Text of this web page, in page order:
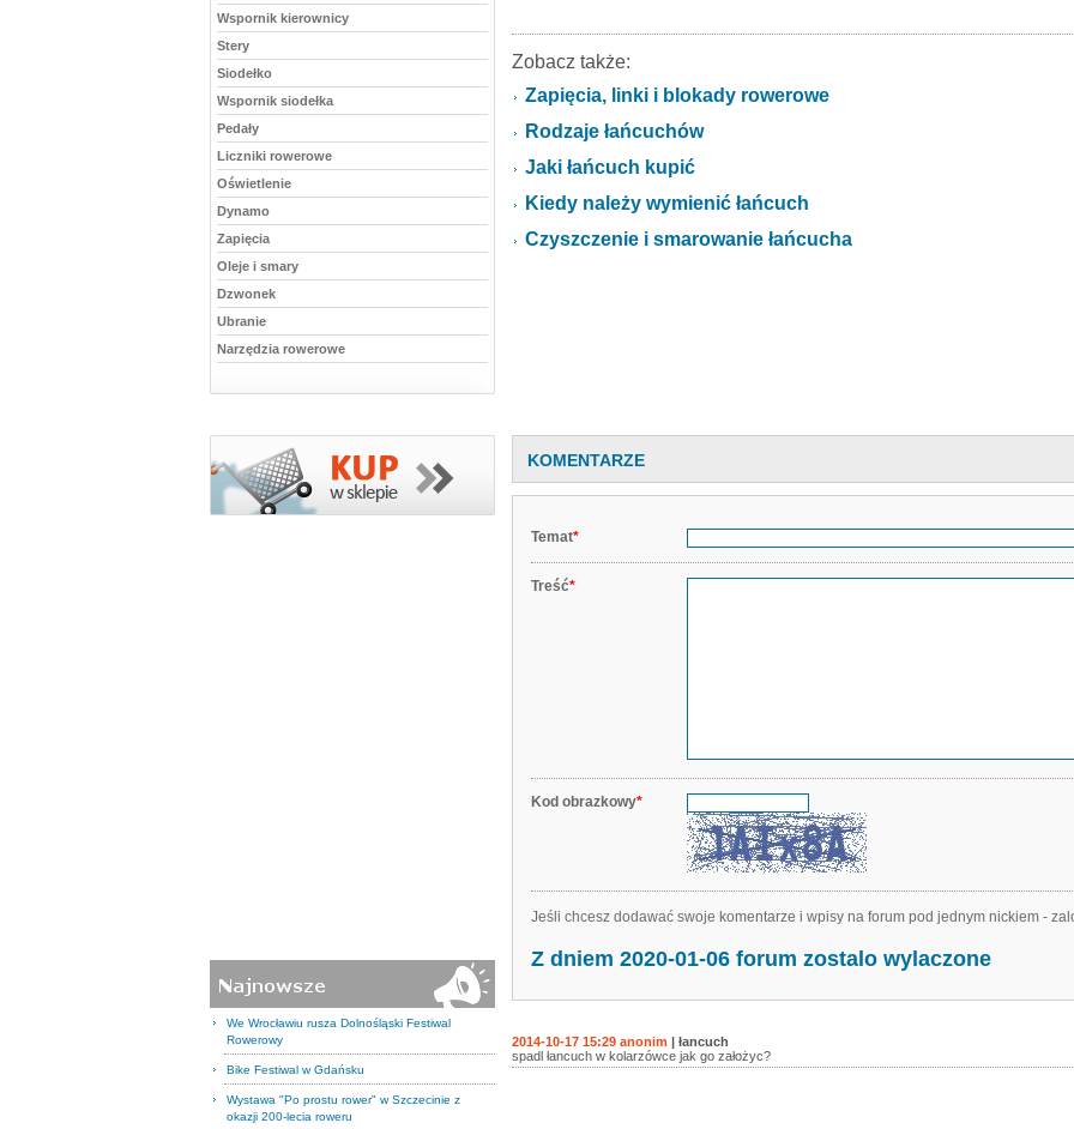
Wspornik kierownicy
Stery
Siodełko
Wspornik siodełka
Pedały
Liczniki rowerowe
Oświetlenie
Dynamo
Zapięcia
Oleje i smary
Dzwonek
Ubranie
Narzędzia rowerowe
We Wrocławiu rusza Dolnośląski Festiwal
Rowerowy
Bike Festiwal w Gdańsku
Wystawa "Po prostu rower" w Szczecinie z
okazji 200-lecia roweru
Zobacz także:
Zapięcia, linki i blokady rowerowe
Rodzaje łańcuchów
Jaki łańcuch kupić
Kiedy należy wymienić łańcuch
Czyszczenie i smarowanie łańcucha
KOMENTARZE
Temat*
Treść*
Kod obrazkowy*
Jeśli chcesz dodawać swoje komentarze i wpisy na forum pod jednym nickiem -
Z dniem 2020-01-06 forum zostalo wylaczone
2014-10-17 15:29 anonim | łancuch
spadl łancuch w kolarzówce jak go założyc?